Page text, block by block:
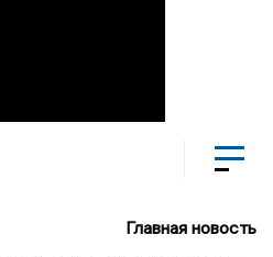
Главная новость